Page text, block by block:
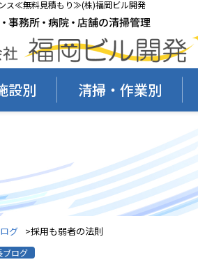
ス≪無料見積もり≫(株)福岡ビル開発
設別 清掃・作業別
グ 採用も弱者の法則
ブログ